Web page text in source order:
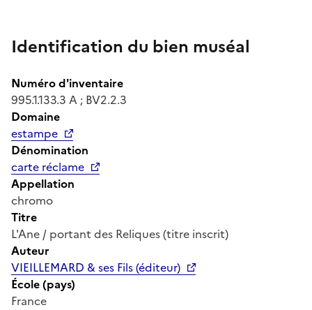
Identification du bien muséal
Numéro d'inventaire
995.1.133.3 A ; BV2.2.3
Domaine
estampe
Dénomination
carte réclame
Appellation
chromo
Titre
L'Ane / portant des Reliques (titre inscrit)
Auteur
VIEILLEMARD & ses Fils (éditeur)
École (pays)
France